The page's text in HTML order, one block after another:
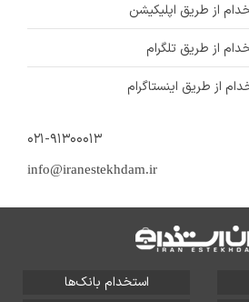
از طریق اپلیکیشن
از طریق تلگرام
از طریق اینستاگرام
۰۲۱-۹۱۳۰۰۰۱۳
info@iranestekhdam.ir
استخدام بانک‌ها